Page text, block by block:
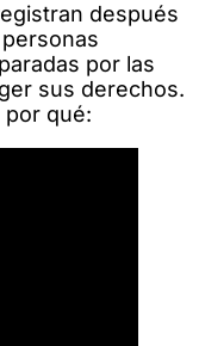
después
por las
sus derechos.
qué: